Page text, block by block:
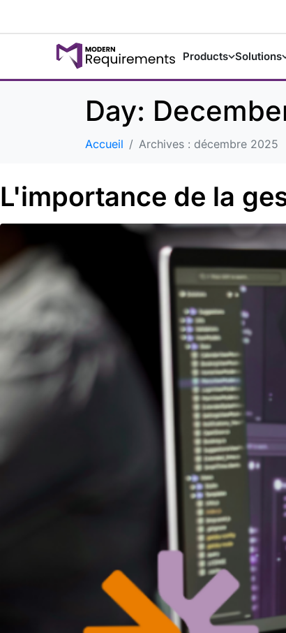
Products Solutions
Day:
Accueil Archives : décembre 2025
L'importance de la